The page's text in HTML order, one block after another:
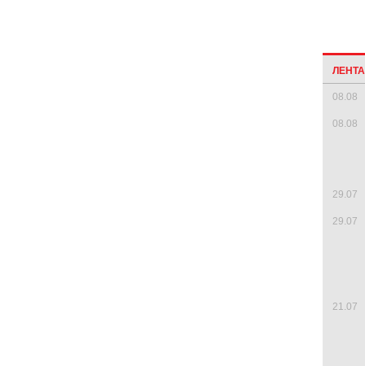
08.08
08.08
29.07
29.07
21.07